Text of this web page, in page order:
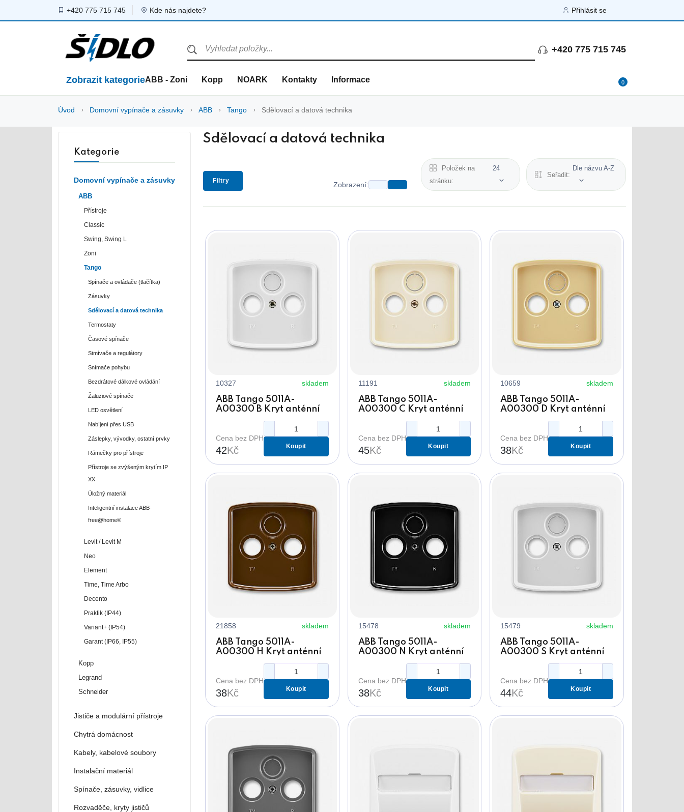
+420 775 715 745 Kde nás najdete? Přihlásit se
+420 775 715 745
Zobrazit kategorieABB - Zoni Kopp NOARK Kontakty Informace 0
Úvod Domovní vypínače a zásuvky ABB Tango Sdělovací a datová technika
Sdělovací a datová technika
Filtry Zobrazení:
Položek na
stránku:
24
Seřadit:
Dle názvu A-Z
10327 skladem
ABB Tango 5011A-
A00300 B Kryt anténní
zásuvky bílý, s
vylamovacím otvorem
Cena bez DPH
42Kč Koupit
11191 skladem
ABB Tango 5011A-
A00300 C Kryt anténní
zásuvky slonová kost, s
vylamovacím otvorem
Cena bez DPH
45Kč Koupit
10659 skladem
ABB Tango 5011A-
A00300 D Kryt anténní
zásuvky béžový, s
vylamovacím otvorem
Cena bez DPH
38Kč Koupit
21858 skladem
ABB Tango 5011A-
A00300 H Kryt anténní
zásuvky hnědý, s
vylamovacím otvorem
Cena bez DPH
38Kč Koupit
15478 skladem
ABB Tango 5011A-
A00300 N Kryt anténní
zásuvky černý, s
vylamovacím otvorem
Cena bez DPH
38Kč Koupit
15479 skladem
ABB Tango 5011A-
A00300 S Kryt anténní
zásuvky šedý, s
vylamovacím otvorem
Cena bez DPH
44Kč Koupit
Kategorie
Domovní vypínače a zásuvky
ABB
Přístroje
Classic
Swing, Swing L
Zoni
Tango
Spínače a ovládače (tlačítka)
Zásuvky
Sdělovací a datová technika
Termostaty
Časové spínače
Stmívače a regulátory
Snímače pohybu
Bezdrátové dálkové ovládání
Žaluziové spínače
LED osvětlení
Nabíjení přes USB
Záslepky, vývodky, ostatní prvky
Rámečky pro přístroje
Přístroje se zvýšeným krytím IP
XX
Úložný materiál
Inteligentní instalace ABB-
free@home®
Levit / Levit M
Neo
Element
Time, Time Arbo
Decento
Praktik (IP44)
Variant+ (IP54)
Garant (IP66, IP55)
Kopp
Legrand
Schneider
Jističe a modulární přístroje
Chytrá domácnost
Kabely, kabelové soubory
Instalační materiál
Spínače, zásuvky, vidlice
Rozvaděče, kryty jističů